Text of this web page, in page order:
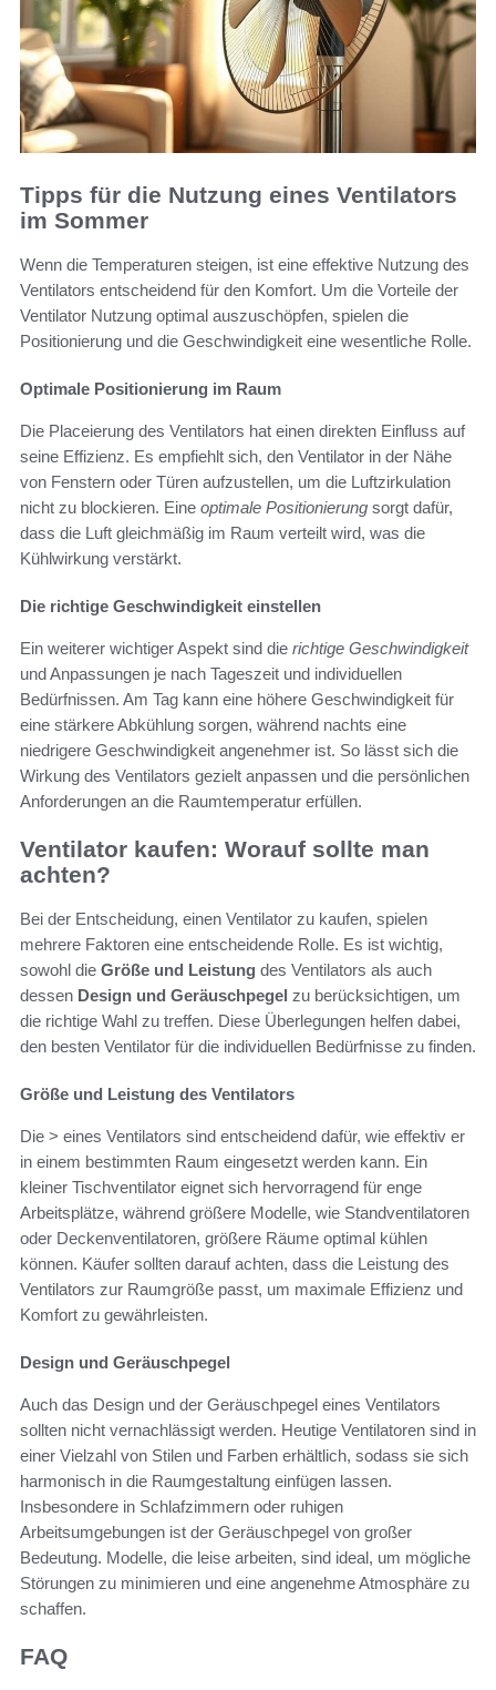
Tipps für die Nutzung eines Ventilators
im Sommer
Wenn die Temperaturen steigen, ist eine effektive Nutzung des
Ventilators entscheidend für den Komfort. Um die Vorteile der
Ventilator Nutzung optimal auszuschöpfen, spielen die
Positionierung und die Geschwindigkeit eine wesentliche Rolle.
Optimale Positionierung im Raum
Die Placeierung des Ventilators hat einen direkten Einfluss auf
seine Effizienz. Es empfiehlt sich, den Ventilator in der Nähe
von Fenstern oder Türen aufzustellen, um die Luftzirkulation
nicht zu blockieren. Eine optimale Positionierung sorgt dafür,
dass die Luft gleichmäßig im Raum verteilt wird, was die
Kühlwirkung verstärkt.
Die richtige Geschwindigkeit einstellen
Ein weiterer wichtiger Aspekt sind die richtige Geschwindigkeit
und Anpassungen je nach Tageszeit und individuellen
Bedürfnissen. Am Tag kann eine höhere Geschwindigkeit für
eine stärkere Abkühlung sorgen, während nachts eine
niedrigere Geschwindigkeit angenehmer ist. So lässt sich die
Wirkung des Ventilators gezielt anpassen und die persönlichen
Anforderungen an die Raumtemperatur erfüllen.
Ventilator kaufen: Worauf sollte man
achten?
Bei der Entscheidung, einen Ventilator zu kaufen, spielen
mehrere Faktoren eine entscheidende Rolle. Es ist wichtig,
sowohl die Größe und Leistung des Ventilators als auch
dessen Design und Geräuschpegel zu berücksichtigen, um
die richtige Wahl zu treffen. Diese Überlegungen helfen dabei,
den besten Ventilator für die individuellen Bedürfnisse zu finden.
Größe und Leistung des Ventilators
Die > eines Ventilators sind entscheidend dafür, wie effektiv er
in einem bestimmten Raum eingesetzt werden kann. Ein
kleiner Tischventilator eignet sich hervorragend für enge
Arbeitsplätze, während größere Modelle, wie Standventilatoren
oder Deckenventilatoren, größere Räume optimal kühlen
können. Käufer sollten darauf achten, dass die Leistung des
Ventilators zur Raumgröße passt, um maximale Effizienz und
Komfort zu gewährleisten.
Design und Geräuschpegel
Auch das Design und der Geräuschpegel eines Ventilators
sollten nicht vernachlässigt werden. Heutige Ventilatoren sind in
einer Vielzahl von Stilen und Farben erhältlich, sodass sie sich
harmonisch in die Raumgestaltung einfügen lassen.
Insbesondere in Schlafzimmern oder ruhigen
Arbeitsumgebungen ist der Geräuschpegel von großer
Bedeutung. Modelle, die leise arbeiten, sind ideal, um mögliche
Störungen zu minimieren und eine angenehme Atmosphäre zu
schaffen.
FAQ